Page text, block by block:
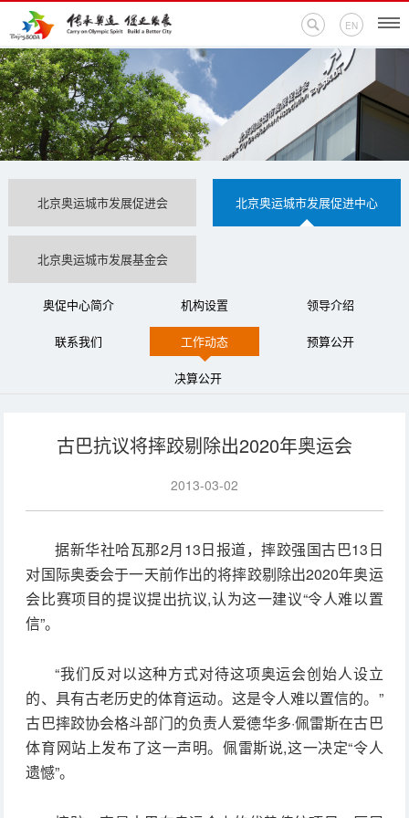
EN
首页
新闻中心
奥促机构
奥运之家
联系我们
北京奥运城市发展促进会 北京奥运城市发展促进中心
北京奥运城市发展基金会
奥促中心简介 机构设置 领导介绍
联系我们 工作动态 预算公开
决算公开
古巴抗议将摔跤剔除出2020年奥运会
2013-03-02
据新华社哈瓦那2月13日报道，摔跤强国古巴13日
对国际奥委会于一天前作出的将摔跤剔除出2020年奥运
会比赛项目的提议提出抗议,认为这一建议“令人难以置
信”。
“我们反对以这种方式对待这项奥运会创始人设立
的、具有古老历史的体育运动。这是令人难以置信的。”
古巴摔跤协会格斗部门的负责人爱德华多·佩雷斯在古巴
体育网站上发布了这一声明。佩雷斯说,这一决定“令人
遗憾”。